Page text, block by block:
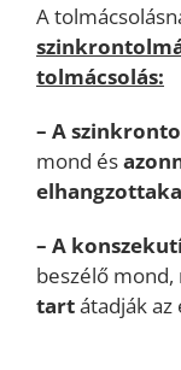
A
tolmácsolás:
– A
mond és
– A
beszélő mond,
tartátadják